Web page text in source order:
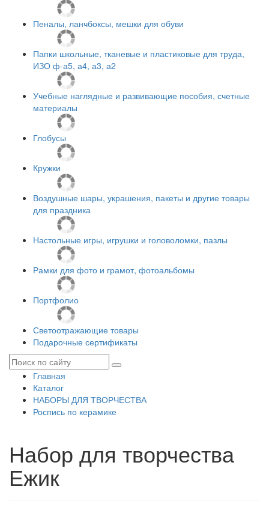
Пеналы, ланчбоксы, мешки для обуви
Папки школьные, тканевые и пластиковые для труда,
ИЗО ф-а5, а4, а3, а2
Учебные наглядные и развивающие пособия, счетные
материалы
Глобусы
Кружки
Воздушные шары, украшения, пакеты и другие товары
для праздника
Настольные игры, игрушки и головоломки, пазлы
Рамки для фото и грамот, фотоальбомы
Портфолио
Светоотражающие товары
Подарочные сертификаты
Главная
Каталог
НАБОРЫ ДЛЯ ТВОРЧЕСТВА
Роспись по керамике
Набор для творчества
Ежик